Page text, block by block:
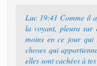
Luc 19:41 Comme il
la voyant, pleura
moins en ce jour qui
choses qui
elles sont cachées à